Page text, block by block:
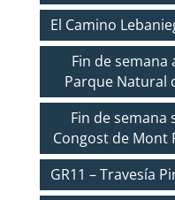
El Camino
Fin de semana
Parque Natural
Fin de semana
Congost de Mont
GR11 – Travesía